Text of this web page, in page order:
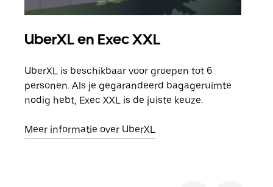
UberXL en Exec XXL
UberXL is beschikbaar voor groepen tot 6
personen. Als je gegarandeerd bagageruimte
nodig hebt, Exec XXL is de juiste keuze.
Meer informatie over UberXL